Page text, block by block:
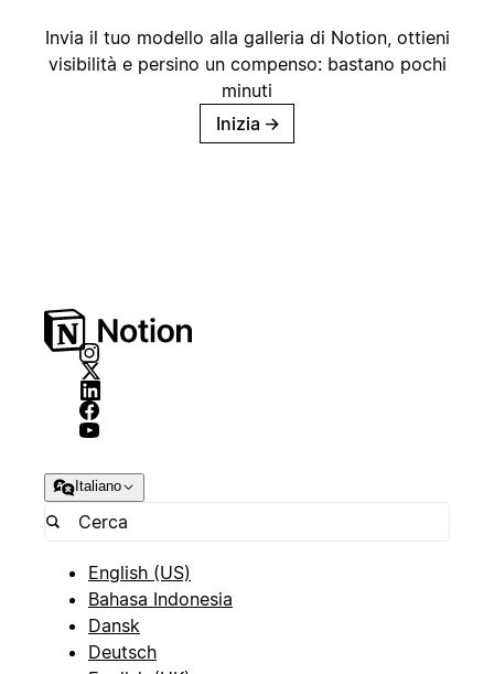
Invia il tuo modello alla galleria di Notion, ottieni
visibilità e persino un compenso: bastano pochi
minuti
Inizia →
Italiano
English (US)
Bahasa Indonesia
Dansk
Deutsch